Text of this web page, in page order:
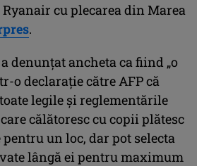
cu plecarea din Marea
.
denunţat ancheta ca fiind „o
o declaraţie către AFP că
legile şi reglementările
călătoresc cu copii plătesc
un loc, dar pot selecta
lângă ei pentru maximum